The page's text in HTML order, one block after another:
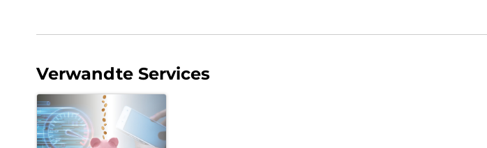
Verwandte Services